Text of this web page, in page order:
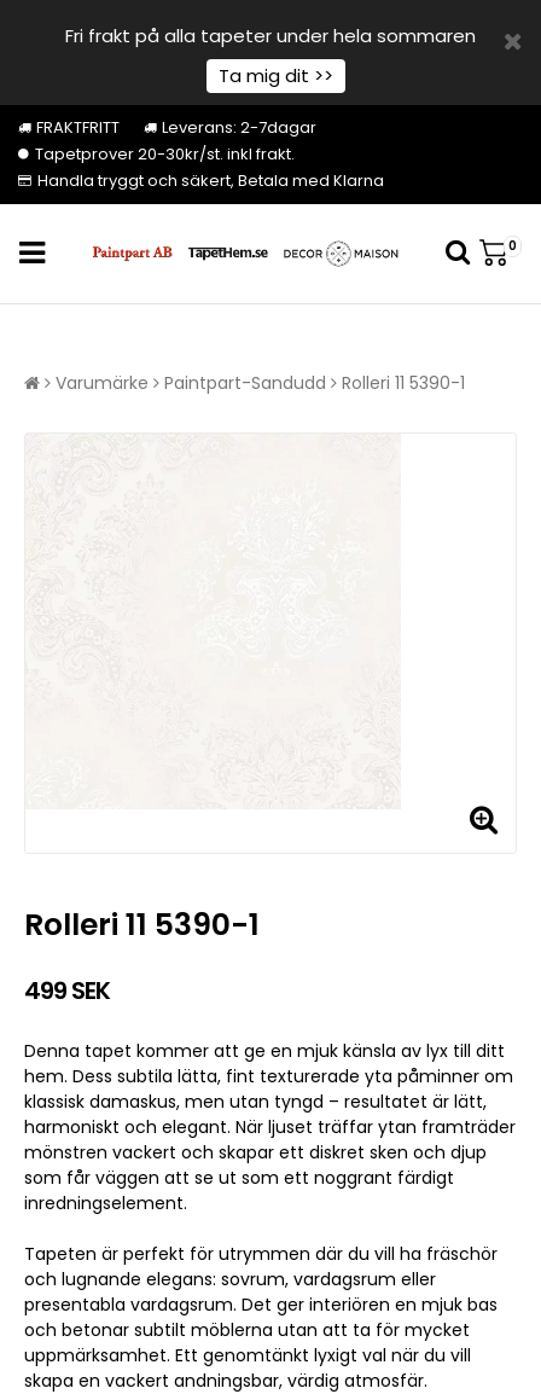
Fri frakt på alla tapeter under hela sommaren
Ta mig dit >>
FRAKTFRITT
Leverans: 2-7dagar
Tapetprover 20-30kr/st. inkl frakt.
Handla tryggt och säkert, Betala med Klarna
0
Varumärke Paintpart-Sandudd Rolleri 11 5390-1
Rolleri 11 5390-1
499 SEK
Denna tapet kommer att ge en mjuk känsla av lyx till ditt
hem. Dess subtila lätta, fint texturerade yta påminner om
klassisk damaskus, men utan tyngd – resultatet är lätt,
harmoniskt och elegant. När ljuset träffar ytan framträder
mönstren vackert och skapar ett diskret sken och djup
som får väggen att se ut som ett noggrant färdigt
inredningselement.
Tapeten är perfekt för utrymmen där du vill ha fräschör
och lugnande elegans: sovrum, vardagsrum eller
presentabla vardagsrum. Det ger interiören en mjuk bas
och betonar subtilt möblerna utan att ta för mycket
uppmärksamhet. Ett genomtänkt lyxigt val när du vill
skapa en vackert andningsbar, värdig atmosfär.